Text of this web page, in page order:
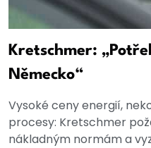
Kretschmer:
Německo“
Vysoké ceny energií,
procesy: Kretschmer
nákladným normám a